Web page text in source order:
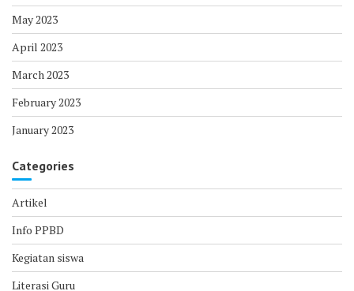
May 2023
April 2023
March 2023
February 2023
January 2023
Categories
Artikel
Info PPBD
Kegiatan siswa
Literasi Guru